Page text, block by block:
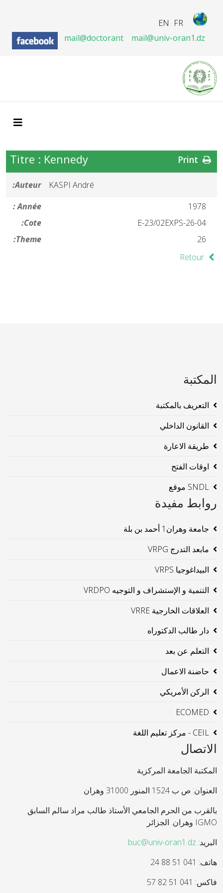
FR
EN
mail@doctorant
mail@univ-oran1.dz
Titre : Kennedy
Auteur:
KASPI André
Année :
1978
Cote:
26-04-E-23/02EXPS
Theme:
26
Retour
المكتبة
التعريف بالمكتبة
القانون الداخلي
طريقة الاعارة
اوقات الفتح
SNDL موقع
روابط مفيدة
جامعة وهران1 أحمد بن بلة
مابعد التدرج VRPG
البيداغوجيا VRPS
التنمية و الإستشراف و التوجيه VRDPO
العلاقات الخارجية VRRE
دار طالب الدكتوراه
التعلم عن بعد
حاضنة الاعمال
الركن الأمريكي
ECOMED
CEIL - مركز تعليم اللغة
الاتصال
المكتبة الجامعة المركزية
العنوان: ص ب 1524 المنور 31000 وهران
بالقرب من الحرم الجامعي الأستاذ طالب مراد سالم السابق
IGMO وهران. الجزائر
البريد: buc@univ-oran1.dz
هاتف: 041 51 88 24
فاكس: 041 51 82 57